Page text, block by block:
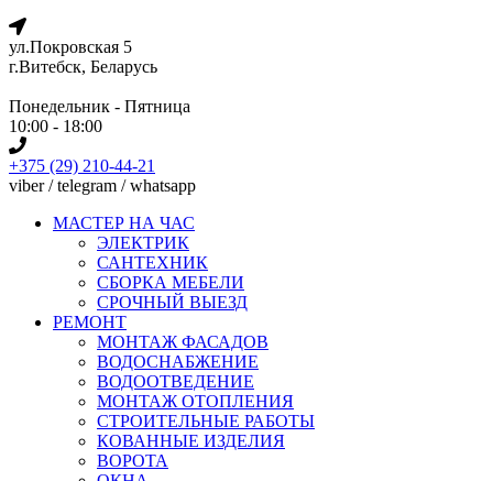
ул.Покровская 5
г.Витебск, Беларусь
Понедельник - Пятница
10:00 - 18:00
+375 (29) 210-44-21
viber / telegram / whatsapp
МАСТЕР НА ЧАС
ЭЛЕКТРИК
САНТЕХНИК
СБОРКА МЕБЕЛИ
СРОЧНЫЙ ВЫЕЗД
РЕМОНТ
МОНТАЖ ФАСАДОВ
ВОДОСНАБЖЕНИЕ
ВОДООТВЕДЕНИЕ
МОНТАЖ ОТОПЛЕНИЯ
СТРОИТЕЛЬНЫЕ РАБОТЫ
КОВАННЫЕ ИЗДЕЛИЯ
ВОРОТА